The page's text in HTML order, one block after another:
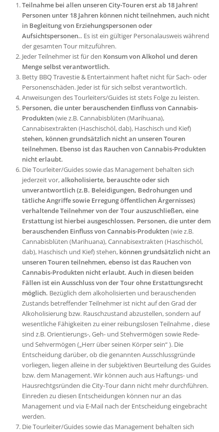
Teilnahme bei allen unseren City-Touren erst ab 18 Jahren!
Personen unter 18 Jahren können nicht teilnehmen, auch nicht
in Begleitung von Erziehungspersonen oder
Aufsichtspersonen.. Es ist ein gültiger Personalausweis während
der gesamten Tour mitzuführen.
Jeder Teilnehmer ist für den Konsum von Alkohol und deren
Menge selbst verantwortlich.
Betty BBQ Travestie & Entertainment haftet nicht für Sach- oder
Personenschäden. Jeder ist für sich selbst verantwortlich.
Anweisungen des Tourleiters/Guides ist stets Folge zu leisten.
Personen, die unter berauschenden Einfluss von Cannabis-
Produkten(wie z.B. Cannabisblüten (Marihuana),
Cannabisextrakten (Haschischöl, dab), Haschisch und Kief)
stehen, können grundsätzlich nicht an unseren Touren
teilnehmen. Ebenso ist das Rauchen von Cannabis-Produkten
nicht erlaubt.
Die Tourleiter/Guides sowie das Management behalten sich
jederzeit vor,alkoholisierte, berauschte oder sich
unverantwortlich (z.B. Beleidigungen, Bedrohungen und
tätliche Angriffe sowie Erregung öffentlichen Ärgernisses)
verhaltende Teilnehmer von der Tour auszuschließen, eine
Erstattung ist hierbei ausgeschlossen. Personen, die unter dem
berauschenden Einfluss von Cannabis-Produkten(wie z.B.
Cannabisblüten (Marihuana), Cannabisextrakten (Haschischöl,
dab), Haschisch und Kief) stehen, können grundsätzlich nicht an
unseren Touren teilnehmen, ebenso ist das Rauchen von
Cannabis-Produkten nicht erlaubt. Auch in diesen beiden
Fällen ist ein Ausschluss von der Tour ohne Erstattungsrecht
möglich. Bezüglich dem alkoholisierten und berauschenden
Zustands betreffender Teilnehmer ist nicht auf den Grad der
Alkoholisierung bzw. Rauschzustand abzustellen, sondern auf
wesentliche Fähigkeiten zu einer reibungslosen Teilnahme , diese
sind z.B. Orientierungs-, Geh- und Stehvermögen sowie Rede-
und Sehvermögen („Herr über seinen Körper sein“ ). Die
Entscheidung darüber, ob die genannten Ausschlussgründe
vorliegen, liegen alleine in der subjektiven Beurteilung des Guides
bzw. dem Management. Wir können auch aus Haftungs- und
Hausrechtgsründen die City-Tour dann nicht mehr durchführen.
Einreden zu diesen Entscheidungen können nur an das
Management und via E-Mail nach der Entscheidung eingebracht
werden.
Die Tourleiter/Guides sowie das Management behalten sich